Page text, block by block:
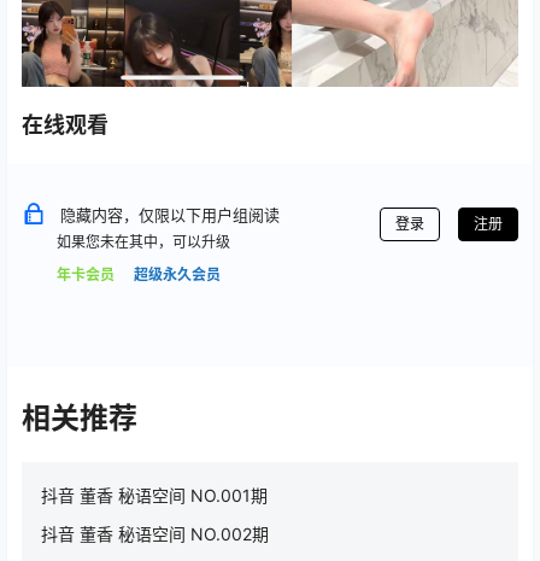
在线观看
隐藏内容，仅限以下用户组阅读
如果您未在其中，可以升级
年卡会员
超级永久会员
登录 注册
相关推荐
抖音 董香 秘语空间 NO.001期
抖音 董香 秘语空间 NO.002期